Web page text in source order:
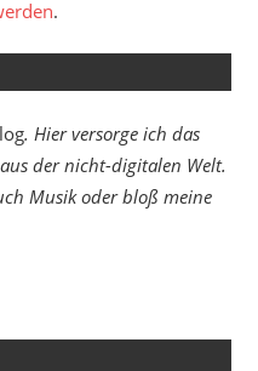
.
. Hier versorge ich das
der nicht-digitalen Welt.
Musik oder bloß meine